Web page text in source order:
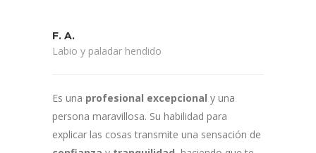
F. A.
Labio y paladar hendido
Es una profesional excepcional y una
persona maravillosa. Su habilidad para
explicar las cosas transmite una sensación de